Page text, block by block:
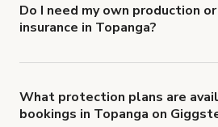
Do I need my own production
insurance in Topanga?
insurance with liability coverage of
$1,000,000.
What protection plans are
bookings in Topanga on